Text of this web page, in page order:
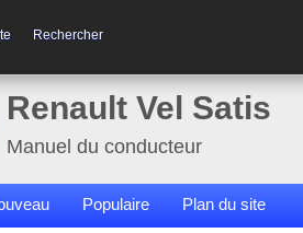
Rechercher
Renault Vel Satis
Manuel du conducteur
Populaire Plan du site